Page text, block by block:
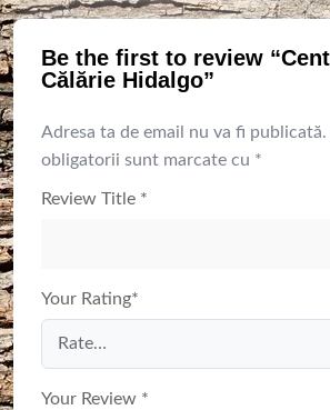
Be the first to review
Călărie Hidalgo”
Adresa ta de email nu va fi publicată.
obligatorii sunt marcate cu *
Review Title *
Your Rating*
Your Review *